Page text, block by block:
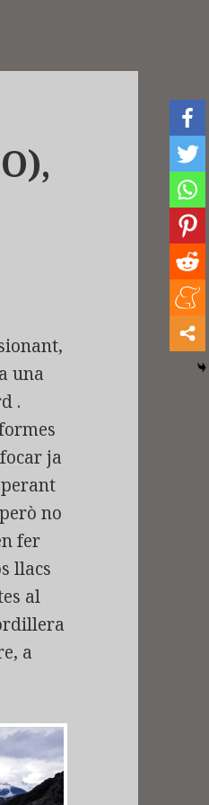
una
.
ja
no
fer
llacs
al
a